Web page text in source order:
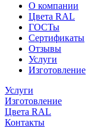
О компании
Цвета RAL
ГОСТы
Сертификаты
Отзывы
Услуги
Изготовление
Услуги
Изготовление
Цвета RAL
Контакты